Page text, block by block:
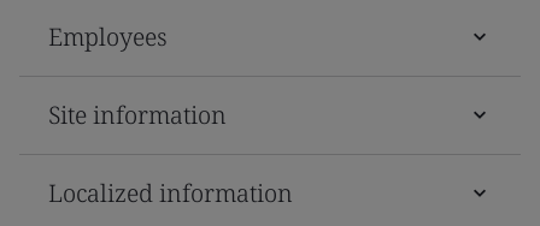
Employees
Site information
Localized information